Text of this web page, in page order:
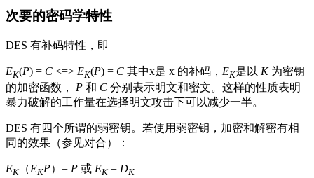
次要的密码学特性
DES 有补码特性，即
EK(P) = C <=> EK(P) = C 其中x是 x 的补码， EK是以 K为密钥
的加密函数， P 和 C 分别表示明文和密文。这样的性质表明
暴力破解的工作量在选择明文攻击下可以减少一半。
DES 有四个所谓的弱密钥。若使用弱密钥，加密和解密有相
同的效果（参见对合）：
EK （EKP）= P 或 EK = DK